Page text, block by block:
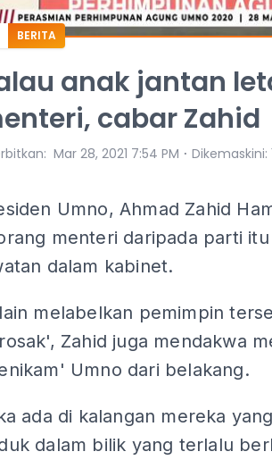
BERITA
anak jantan
cabar Zahid
: Mar 28, 2021 7:54 PM ⋅ Dikemaskini:
Umno, Ahmad Zahid
menteri daripada parti
dalam kabinet.
melabelkan pemimpin
Zahid juga mendakwa
Umno dari belakang.
ada di kalangan mereka
dalam bilik yang terlalu